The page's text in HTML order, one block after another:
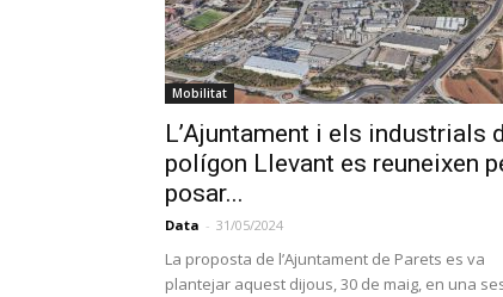
Mobilitat
L’Ajuntament i els industrials
polígon Llevant es reuneixen
posar...
Data - 31/05/2024
La proposta de l’Ajuntament de Parets es va
plantejar aquest dijous, 30 de maig, en una